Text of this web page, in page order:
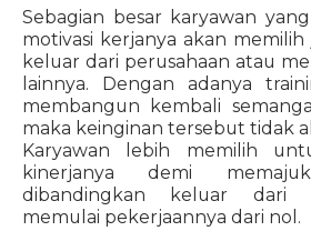
Sebagian besar karyawan
motivasi kerjanya akan
keluar dari perusahaan atau
lainnya. Dengan adanya
membangun kembali
maka keinginan tersebut tidak
Karyawan lebih memilih
kinerjanya demi
dibandingkan keluar dari
memulai pekerjaannya dari nol.